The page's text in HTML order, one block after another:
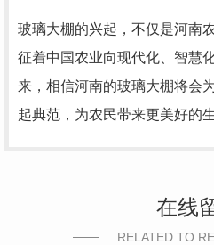
玻璃大棚的兴起，不仅是河南
征着中国农业向现代化、智慧
来，相信河南的玻璃大棚将会
起典范，为农民带来更美好的
在线
RELATED TO